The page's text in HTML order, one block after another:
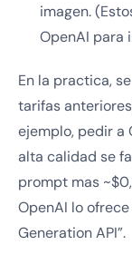
imagen.
OpenAI para
En la practica,
tarifas
ejemplo, pedir a
alta calidad se
prompt mas
OpenAI lo
Generation API”.